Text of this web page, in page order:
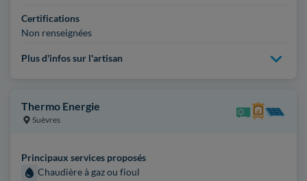
Certifications
Non renseignées
Plus d'infos sur l'artisan
Thermo Energie
Suèvres
Principaux services proposés
Chaudière à gaz ou fioul